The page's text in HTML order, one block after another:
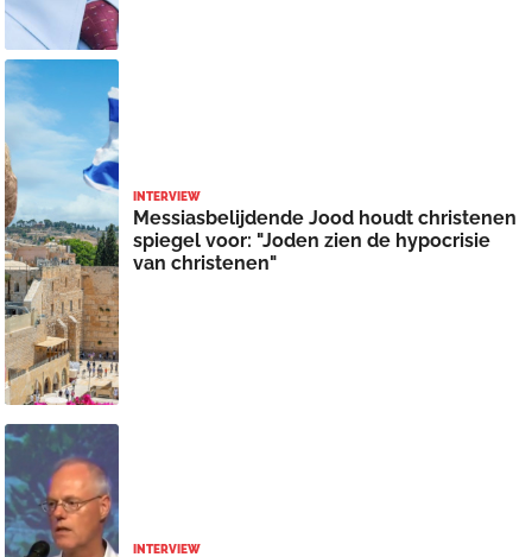
INTERVIEW
Messiasbelijdende Jood houdt christenen
spiegel voor: "Joden zien de hypocrisie
van christenen"
INTERVIEW